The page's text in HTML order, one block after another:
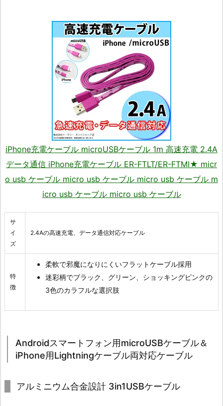
iPhone充電ケーブル microUSBケーブル 1m 高速充電 2.4A
データ通信 iPhone充電ケーブル ER-FTLT/ER-FTMI★ micr
o usb ケーブル micro usb ケーブル micro usb ケーブル m
icro usb ケーブル micro usb ケーブル
サ
イ
ズ
2.4Aの高速充電、データ通信対応ケーブル
特
徴
柔軟で邪魔になりにくいフラットケーブル採用
迷彩柄でブラック、グリーン、ショッキングピンクの
3色のカラフルな選択肢
Androidスマートフォン用microUSBケーブル＆
iPhone用Lightningケーブル両対応ケーブル
アルミニウム合金設計 3in1USBケーブル